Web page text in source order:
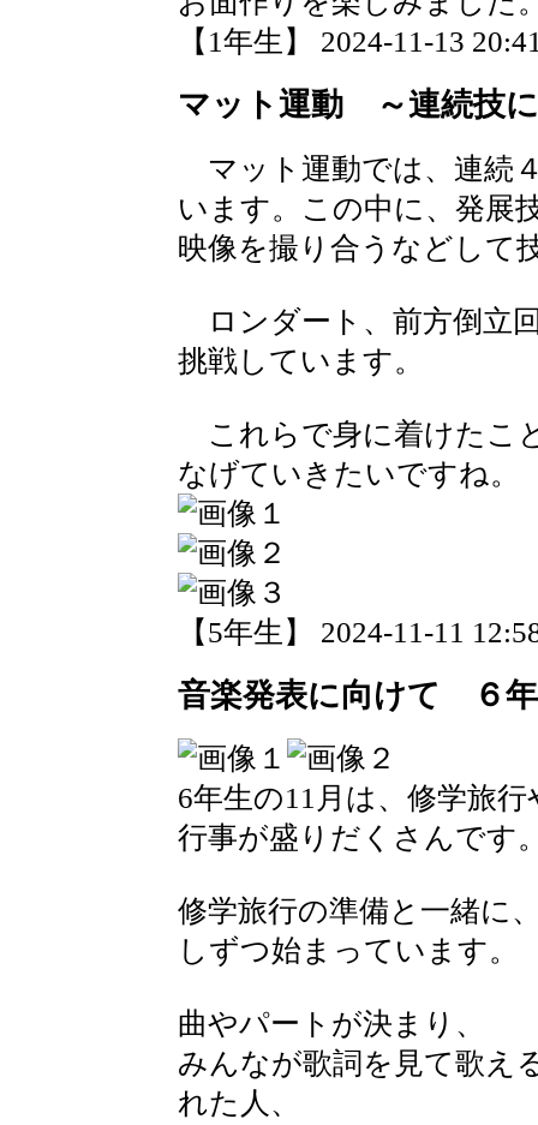
【1年生】 2024-11-13
マット運動 ～連続技
マット運動では、連続
います。この中に、発展
映像を撮り合うなどして
ロンダート、前方倒立
挑戦しています。
これらで身に着けたこ
なげていきたいですね。
【5年生】 2024-11-11
音楽発表に向けて ６
6年生の11月は、修学旅
行事が盛りだくさんです
修学旅行の準備と一緒に
しずつ始まっています。
曲やパートが決まり、
みんなが歌詞を見て歌え
れた人、